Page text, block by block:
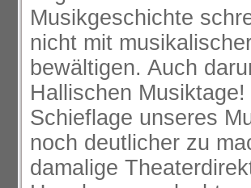
Musikgeschichte
nicht mit
bewältigen. Auch
Hallischen
Schieflage unseres
noch deutlicher zu
damalige